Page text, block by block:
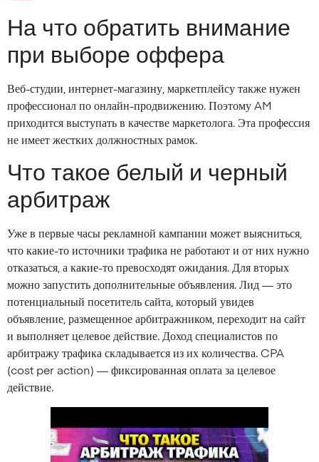
На что обратить внимание
при выборе оффера
Веб-студии, интернет-магазину, маркетплейсу также нужен
профессионал по онлайн-продвижению. Поэтому AM
приходится выступать в качестве маркетолога. Эта профессия
не имеет жестких должностных рамок.
Что такое белый и черный
арбитраж
Уже в первые часы рекламной кампании может выясниться,
что какие-то источники трафика не работают и от них нужно
отказаться, а какие-то превосходят ожидания. Для вторых
можно запустить дополнительные объявления. Лид — это
потенциальный посетитель сайта, который увидев
объявление, размещенное арбитражником, переходит на сайт
и выполняет целевое действие. Доход специалистов по
арбитражу трафика складывается из их количества. CPA
(cost per action) — фиксированная оплата за целевое
действие.